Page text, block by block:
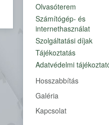
Dokumentumok
Munkatársaink
Olvasóterem
Számítógép- és
internethasználat
Szolgáltatási díjak
Tájékoztatás
Adatvédelmi
Hosszabbítás
Galéria
Kapcsolat